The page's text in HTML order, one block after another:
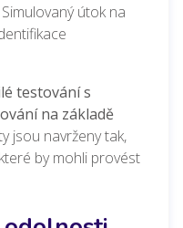
Simulovaný útok na
testování s
na základě
jsou navrženy tak,
by mohli provést